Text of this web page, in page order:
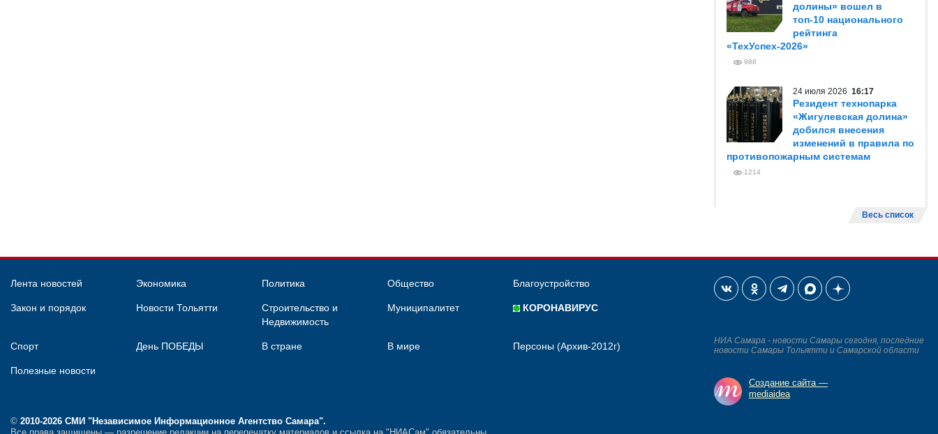
долины» вошел в
топ-10 национального
рейтинга
«ТехУспех-2026»
988
24 июля 2026 16:17
Резидент технопарка
«Жигулевская долина»
добился внесения
изменений в правила по
противопожарным системам
1214
Весь список
Лента новостей Экономика Политика Общество Благоустройство
Закон и порядок Новости Тольятти
Строительство и
Недвижимость
Муниципалитет КОРОНАВИРУС
Спорт День ПОБЕДЫ В стране В мире Персоны (Архив-2012г)
Полезные новости
© 2010-2026 СМИ "Независимое Информационное Агентство Самара".
НИА Самара - новости Самары сегодня, последние
новости Самары Тольятти и Самарской области
Создание сайта —
mediaidea